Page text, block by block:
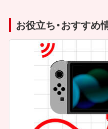
お役立ち・おすすめ